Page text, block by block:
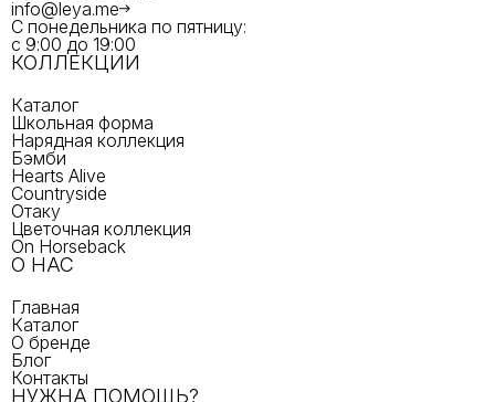
info@leya.me
С понедельника по пятницу:
с 9:00 до 19:00
КОЛЛЕКЦИИ
Каталог
Школьная форма
Нарядная коллекция
Бэмби
Hearts Alive
Countryside
Отаку
Цветочная коллекция
On Horseback
О НАС
Главная
Каталог
О бренде
Блог
Контакты
НУЖНА ПОМОЩЬ?